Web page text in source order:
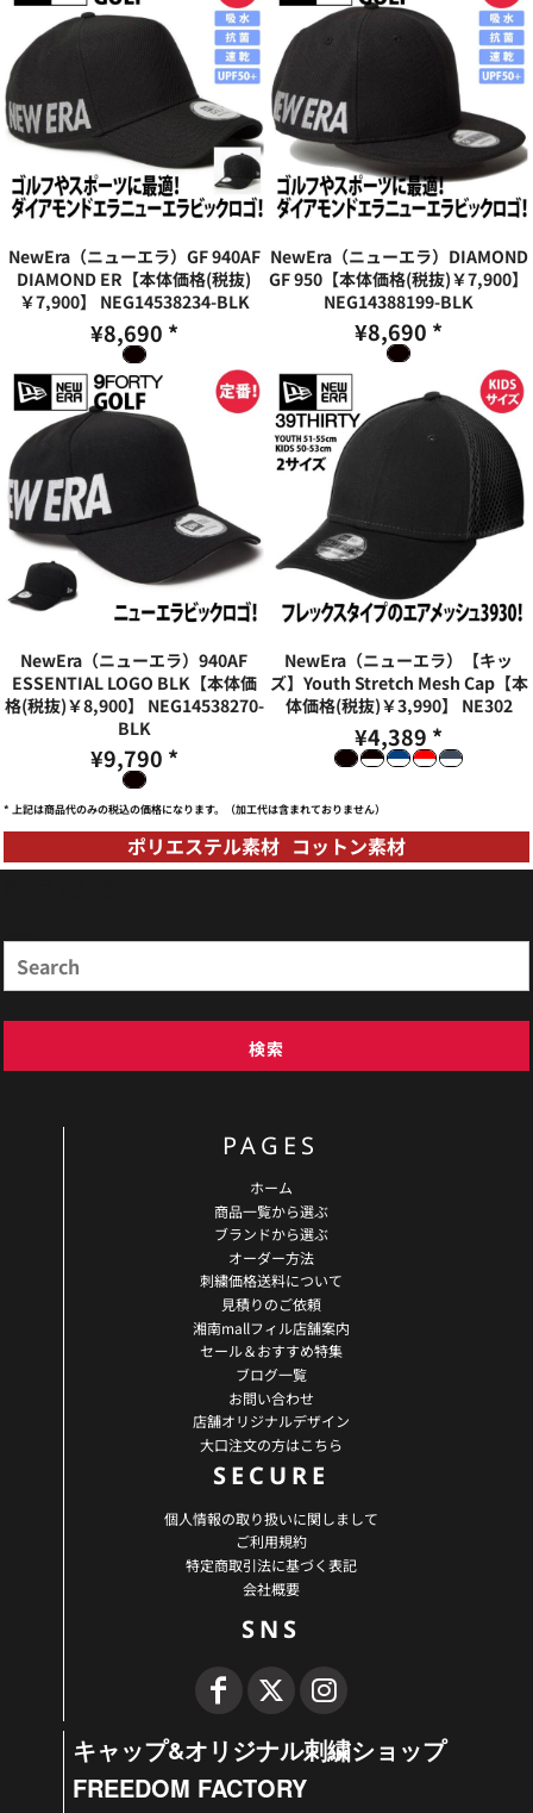
NewEra（ニューエラ）GF 940AF
DIAMOND ER【本体価格(税抜)
￥7,900】
NEG14538234-BLK
¥8,690 *
NewEra（ニューエラ）DIAMOND
GF 950【本体価格(税抜)￥7,900】
NEG14388199-BLK
¥8,690 *
NewEra（ニューエラ）940AF
ESSENTIAL LOGO BLK【本体価
格(税抜)￥8,900】
NEG14538270-
BLK
¥9,790 *
NewEra（ニューエラ）【キッ
ズ】Youth Stretch Mesh Cap【本
体価格(税抜)￥3,990】
NE302
¥4,389 *
* 上記は商品代のみの税込の価格になります。（加工代は含まれておりません）
ポリエステル素材 コットン素材
検索
PAGES
ホーム
商品一覧から選ぶ
ブランドから選ぶ
オーダー方法
刺繍価格送料について
見積りのご依頼
湘南mallフィル店舗案内
セール＆おすすめ特集
ブログ一覧
お問い合わせ
店舗オリジナルデザイン
大口注文の方はこちら
SECURE
個人情報の取り扱いに関しまして
ご利用規約
特定商取引法に基づく表記
会社概要
SNS
キャップ&オリジナル刺繍ショップ
FREEDOM FACTORY